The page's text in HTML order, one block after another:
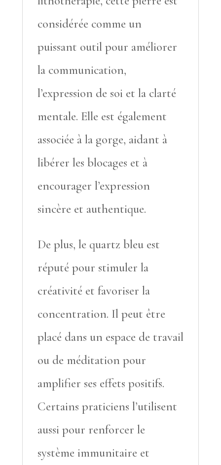
considérée comme un
puissant outil pour améliorer
la communication,
l’expression de soi et la clarté
mentale. Elle est également
associée à la gorge, aidant à
libérer les blocages et à
encourager l’expression
sincère et authentique.
De plus, le quartz bleu est
réputé pour stimuler la
créativité et favoriser la
concentration. Il peut être
placé dans un espace de travail
ou de méditation pour
amplifier ses effets positifs.
Certains praticiens l’utilisent
aussi pour renforcer le
système immunitaire et